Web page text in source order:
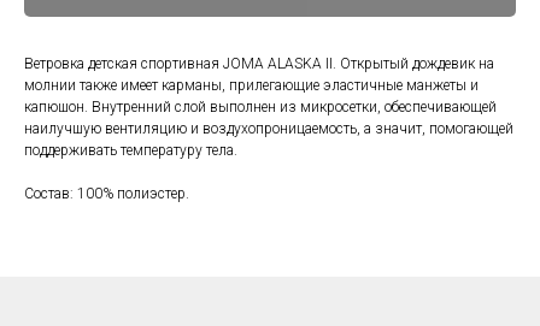
Ветровка детская спортивная JOMA ALASKA II. Открытый дождевик на
молнии также имеет карманы, прилегающие эластичные манжеты и
капюшон. Внутренний слой выполнен из микросетки, обеспечивающей
наилучшую вентиляцию и воздухопроницаемость, а значит, помогающей
поддерживать температуру тела.
Состав: 100% полиэстер.